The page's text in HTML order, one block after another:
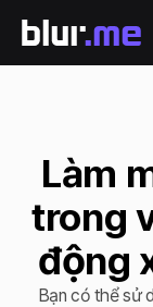
Làm
trong
động
Bạn có thể sử